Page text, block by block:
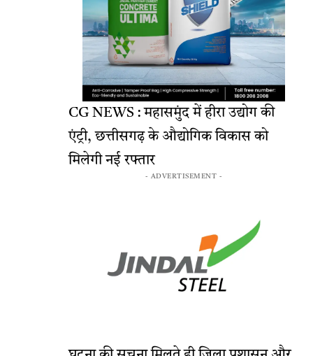
CG NEWS : महासमुंद में हीरा उद्योग की
एंट्री, छत्तीसगढ़ के औद्योगिक विकास को
मिलेगी नई रफ्तार
- ADVERTISEMENT -